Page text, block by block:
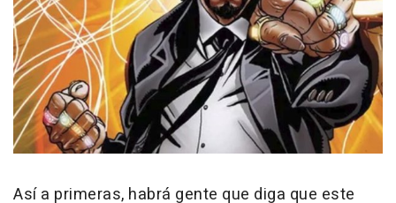
Así a primeras, habrá gente que diga que este